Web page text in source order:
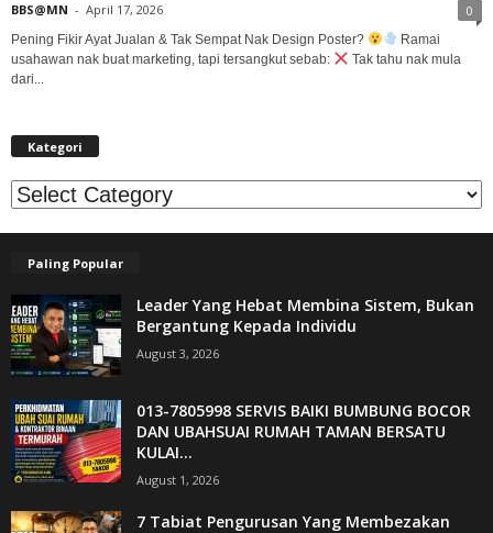
BBS@MN - April 17, 2026 0
Pening Fikir Ayat Jualan & Tak Sempat Nak Design Poster?
Ramai
usahawan nak buat marketing, tapi tersangkut sebab:
Tak tahu nak mula
dari...
Kategori
Kategori
Paling Popular
Leader Yang Hebat Membina Sistem, Bukan
Bergantung Kepada Individu
August 3, 2026
013-7805998 SERVIS BAIKI BUMBUNG BOCOR
DAN UBAHSUAI RUMAH TAMAN BERSATU
KULAI...
August 1, 2026
7 Tabiat Pengurusan Yang Membezakan